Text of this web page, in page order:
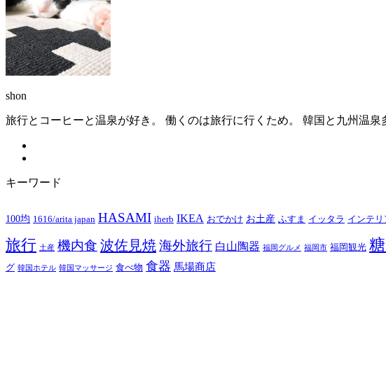
イ
shon
旅行とコーヒーと温泉が好き。 働くのは旅行に行くため。 韓国と九州温
キーワード
100均 1616/arita japan HASAMI iherb IKEA おでかけ お土産 ふすま イッタラ インテリ
旅行 土産 機内食 波佐見焼 海外旅行 白山陶器 福岡グルメ 福岡市 福岡観光
グ 韓国ホテル 韓国マッサージ 食べ物 食器 馬場商店